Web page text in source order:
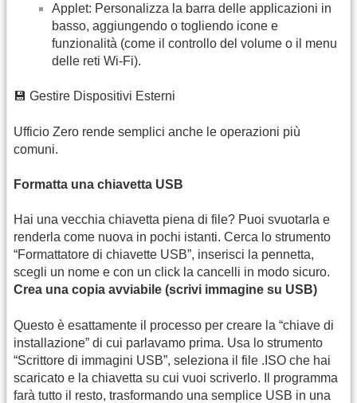
Applet: Personalizza la barra delle applicazioni in
basso, aggiungendo o togliendo icone e
funzionalità (come il controllo del volume o il menu
delle reti Wi-Fi).
💾 Gestire Dispositivi Esterni
Ufficio Zero rende semplici anche le operazioni più
comuni.
Formatta una chiavetta USB
Hai una vecchia chiavetta piena di file? Puoi svuotarla e
renderla come nuova in pochi istanti. Cerca lo strumento
“Formattatore di chiavette USB”, inserisci la pennetta,
scegli un nome e con un click la cancelli in modo sicuro.
Crea una copia avviabile (scrivi immagine su USB)
Questo è esattamente il processo per creare la “chiave di
installazione” di cui parlavamo prima. Usa lo strumento
“Scrittore di immagini USB”, seleziona il file .ISO che hai
scaricato e la chiavetta su cui vuoi scriverlo. Il programma
farà tutto il resto, trasformando una semplice USB in una